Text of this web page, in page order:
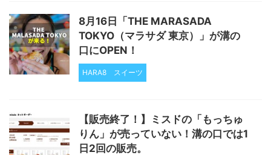
8月16日「THE MARASADA
TOKYO（マラサダ 東京）」が溝の
口にOPEN！
HARA8 スイーツ
【販売終了！】ミスドの「もっちゅ
りん」が売っていない！溝の口では1
日2回の販売。